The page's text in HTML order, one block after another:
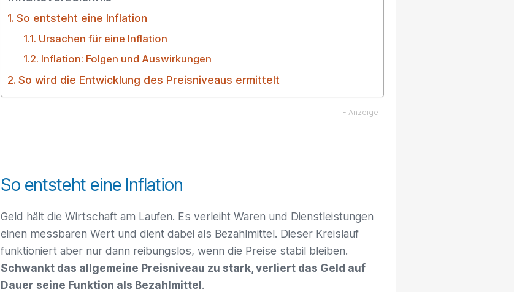
So entsteht eine Inflation
Ursachen für eine Inflation
Inflation: Folgen und Auswirkungen
So wird die Entwicklung des Preisniveaus ermittelt
So entsteht eine Inflation
Geld hält die Wirtschaft am Laufen. Es verleiht Waren und Dienstleistungen
einen messbaren Wert und dient dabei als Bezahlmittel. Dieser Kreislauf
funktioniert aber nur dann reibungslos, wenn die Preise stabil bleiben.
Schwankt das allgemeine Preisniveau zu stark, verliert das Geld auf
Dauer seine Funktion als Bezahlmittel.